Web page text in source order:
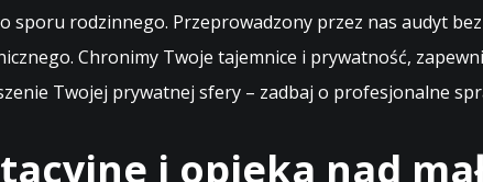
rodzinnego. Przeprowadzony przez nas audyt
Chronimy Twoje tajemnice i prywatność,
Twojej prywatnej sfery – zadbaj o profesjonalne
i opieka nad